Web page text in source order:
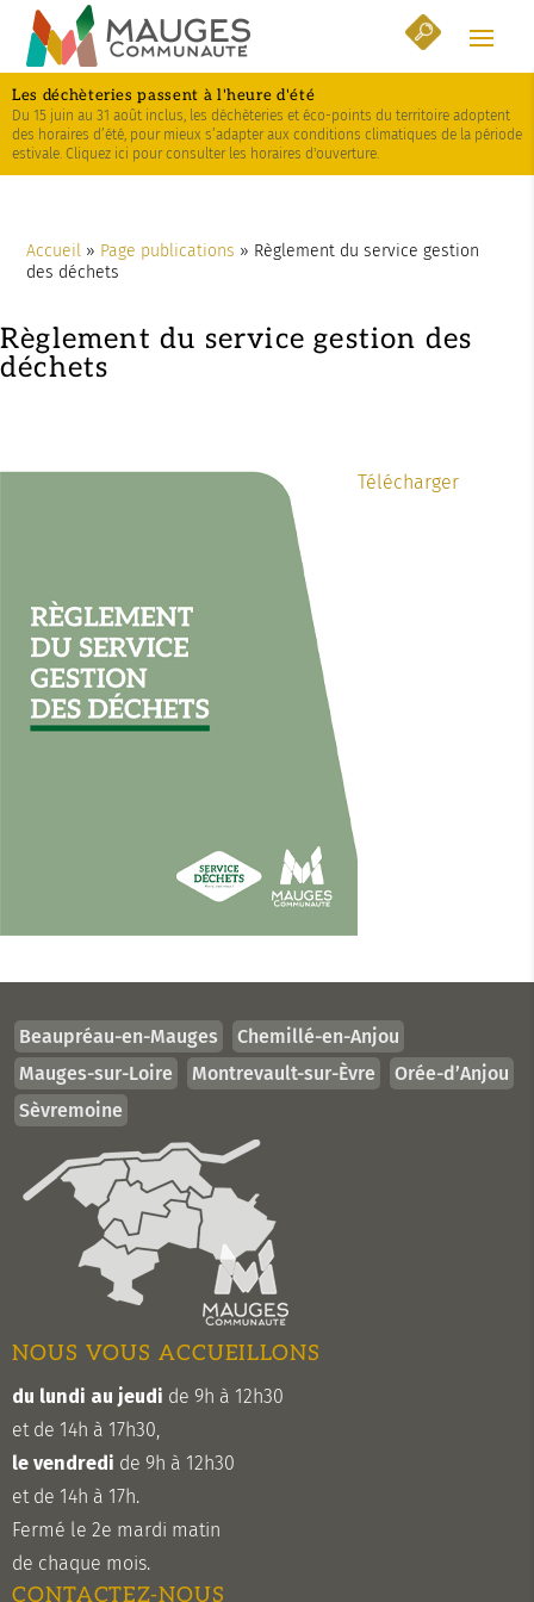
Skip
Aller
navigation
Plan
Les déchèteries passent à l'heure d'été
Du 15 juin au 31 août inclus, les déchèteries et éco-points du territoire adoptent
des horaires d’été, pour mieux s’adapter aux conditions climatiques de la période
estivale. Cliquez ici pour consulter les horaires d'ouverture.
Accueil » Page publications » Règlement du service gestion
des déchets
Règlement du service gestion des
déchets
Télécharger
Beaupréau-en-Mauges
Chemillé-en-Anjou
Mauges-sur-Loire
Montrevault-sur-Èvre
Orée-d’Anjou
Sèvremoine
NOUS VOUS ACCUEILLONS
du lundi au jeudi de 9h à 12h30
et de 14h à 17h30,
le vendredi de 9h à 12h30
et de 14h à 17h.
Fermé le 2e mardi matin
de chaque mois.
CONTACTEZ-NOUS